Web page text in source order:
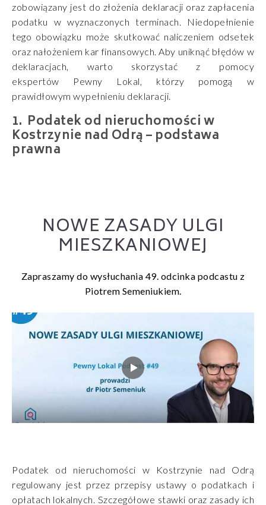
zobowiązany jest do złożenia deklaracji oraz zapłacenia
podatku w wyznaczonych terminach. Niedopełnienie
tego obowiązku może skutkować naliczeniem odsetek
oraz nałożeniem kar finansowych. Aby uniknąć błędów w
deklaracjach, warto skorzystać z pomocy
ekspertów Pewny Lokal
, którzy pomogą w
prawidłowym wypełnieniu deklaracji.
Podatek od nieruchomości w
Kostrzynie nad Odrą – podstawa
prawna
NOWE ZASADY ULGI
MIESZKANIOWEJ
Zapraszamy do wysłuchania 49. odcinka podcastu z
Piotrem Semeniukiem.
Podatek od nieruchomości w Kostrzynie nad Odrą
regulowany jest przez przepisy ustawy o podatkach i
opłatach lokalnych. Szczegółowe stawki oraz zasady ich